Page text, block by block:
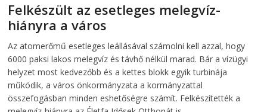
Felkészült az esetleges melegvíz-
hiányra a város
Az atomerőmű esetleges leállásával számolni kell azzal, hogy
6000 paksi lakos melegvíz és távhő nélkül marad. Bár a vízügyi
helyzet most kedvezőbb és a kettes blokk egyik turbinája
működik, a város önkormányzata a kormányzattal
összefogásban minden eshetőségre számít. Felkészítették a